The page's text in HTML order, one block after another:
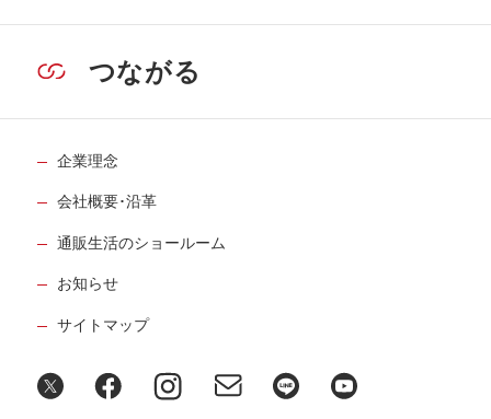
つながる
企業理念
会社概要･沿革
通販生活のショールーム
お知らせ
サイトマップ